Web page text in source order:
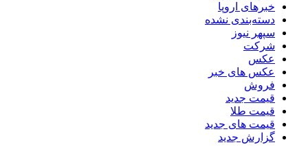
خبرهای اروپا
دسته‌بندی نشده
سپهر نیوز
شرکت
عکس
عکس های خبر
فروش
قیمت جدید
قیمت طلا
قیمت های جدید
گزارش جدید